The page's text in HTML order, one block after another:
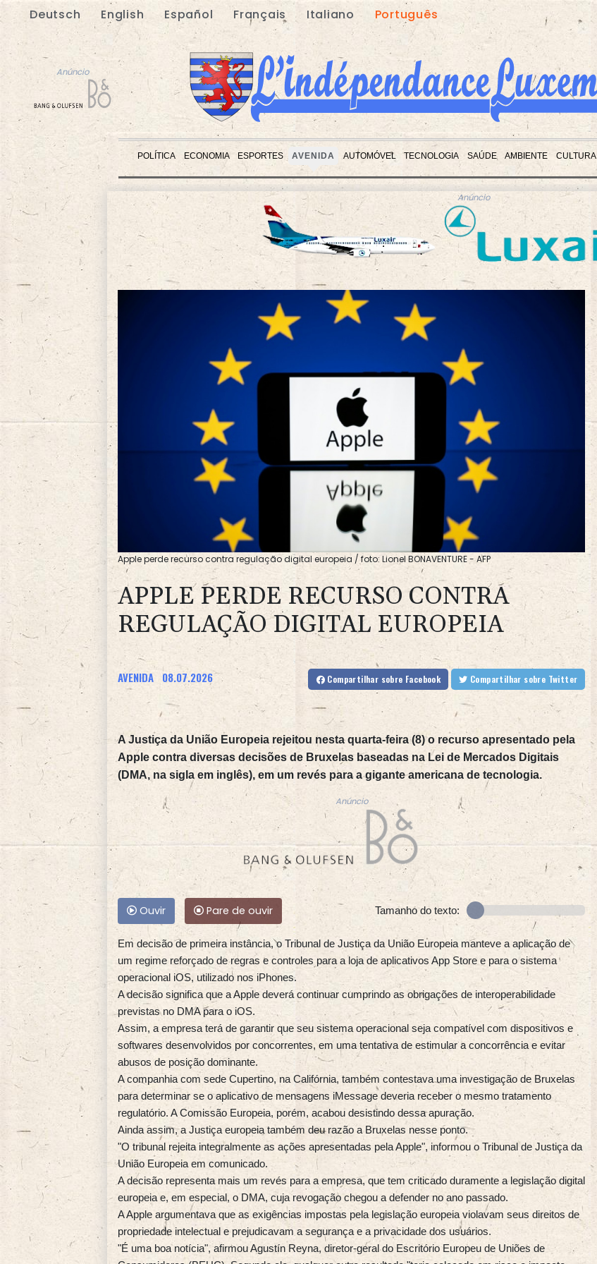
Deutsch English Español Français Italiano Português
Anúncio
POLÍTICA ECONOMIA ESPORTES AVENIDA AUTOMÓVEL TECNOLOGIA SAÚDE AMBIENTE CULTURA
Anúncio
Apple perde recurso contra regulação digital europeia / foto: Lionel BONAVENTURE - AFP
APPLE PERDE RECURSO CONTRA
REGULAÇÃO DIGITAL EUROPEIA
AVENIDA 08.07.2026 Compartilhar sobre Facebook Compartilhar sobre Twitter
A Justiça da União Europeia rejeitou nesta quarta-feira (8) o recurso apresentado pela
Apple contra diversas decisões de Bruxelas baseadas na Lei de Mercados Digitais
(DMA, na sigla em inglês), em um revés para a gigante americana de tecnologia.
Anúncio
Ouvir Pare de ouvir Tamanho do texto:
Em decisão de primeira instância, o Tribunal de Justiça da União Europeia manteve a aplicação de
um regime reforçado de regras e controles para a loja de aplicativos App Store e para o sistema
operacional iOS, utilizado nos iPhones.
A decisão significa que a Apple deverá continuar cumprindo as obrigações de interoperabilidade
previstas no DMA para o iOS.
Assim, a empresa terá de garantir que seu sistema operacional seja compatível com dispositivos e
softwares desenvolvidos por concorrentes, em uma tentativa de estimular a concorrência e evitar
abusos de posição dominante.
A companhia com sede Cupertino, na Califórnia, também contestava uma investigação de Bruxelas
para determinar se o aplicativo de mensagens iMessage deveria receber o mesmo tratamento
regulatório. A Comissão Europeia, porém, acabou desistindo dessa apuração.
Ainda assim, a Justiça europeia também deu razão a Bruxelas nesse ponto.
"O tribunal rejeita integralmente as ações apresentadas pela Apple", informou o Tribunal de Justiça da
União Europeia em comunicado.
A decisão representa mais um revés para a empresa, que tem criticado duramente a legislação digital
europeia e, em especial, o DMA, cuja revogação chegou a defender no ano passado.
A Apple argumentava que as exigências impostas pela legislação europeia violavam seus direitos de
propriedade intelectual e prejudicavam a segurança e a privacidade dos usuários.
"É uma boa notícia", afirmou Agustín Reyna, diretor-geral do Escritório Europeu de Uniões de